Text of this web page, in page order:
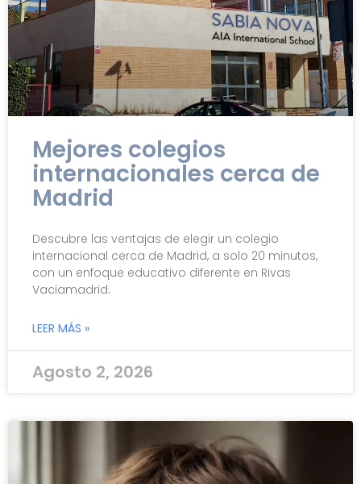
Mejores colegios
internacionales cerca de
Madrid
Descubre las ventajas de elegir un colegio
internacional cerca de Madrid, a solo 20 minutos,
con un enfoque educativo diferente en Rivas
Vaciamadrid.
LEER MÁS »
Agosto 2, 2026